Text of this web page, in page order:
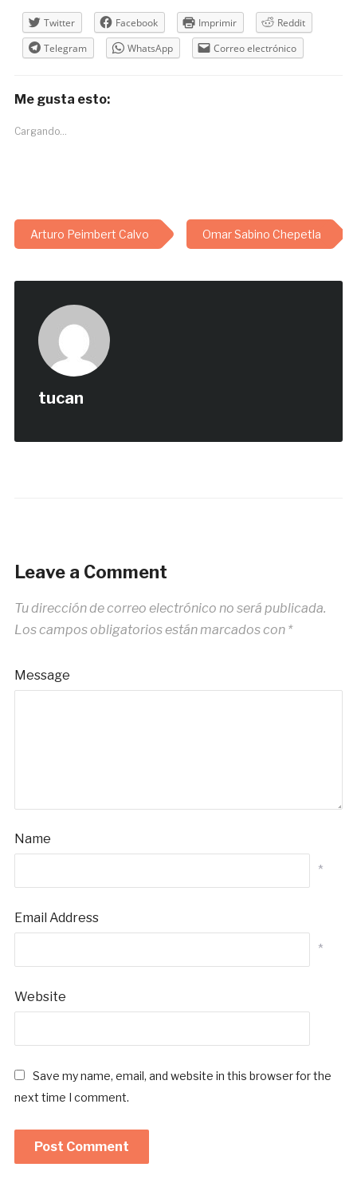
Twitter Facebook Imprimir
Reddit
Telegram
WhatsApp Correo electrónico
Me gusta esto:
Cargando...
Arturo Peimbert Calvo Omar Sabino Chepetla
tucan
Leave a Comment
Tu dirección de correo electrónico no será publicada.
Los campos obligatorios están marcados con *
Message
Name
*
Email Address
*
Website
Save my name, email, and website in this browser for the
next time I comment.